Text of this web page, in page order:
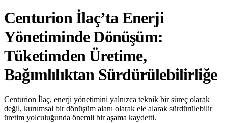
Centurion İlaç’ta Enerji
Yönetiminde Dönüşüm:
Tüketimden Üretime,
Bağımlılıktan Sürdürülebilirliğe
Centurion İlaç, enerji yönetimini yalnızca teknik bir süreç olarak
değil, kurumsal bir dönüşüm alanı olarak ele alarak sürdürülebilir
üretim yolculuğunda önemli bir aşama kaydetti.